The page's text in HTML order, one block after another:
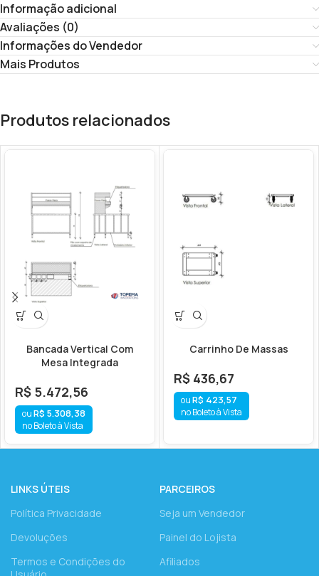
Informação adicional
Avaliações (0)
Informações do Vendedor
Mais Produtos
Produtos relacionados
Bancada Vertical Com
Mesa Integrada
R$ 5.472,56
R$ 5.308,38
no Boleto à Vista
Carrinho De Massas
R$ 436,67
R$ 423,57
no Boleto à Vista
LINKS ÚTEIS
Política Privacidade
Devoluções
Termos e Condições do
PARCEIROS
Seja um Vendedor
Painel do Lojista
Afiliados